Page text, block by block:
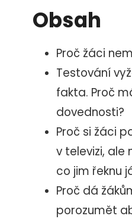
Obsah
Proč žáci
Testování
fakta. Proč
dovednosti?
Proč si žáci
v televizi, ale
co jim řeknu
Proč dá
porozumět